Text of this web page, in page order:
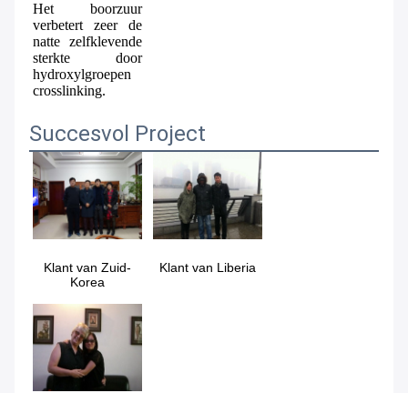
Het boorzuur
verbetert zeer de
natte zelfklevende
sterkte door
hydroxylgroepen
crosslinking.
Succesvol Project
Klant van Zuid-
Korea
Klant van Liberia